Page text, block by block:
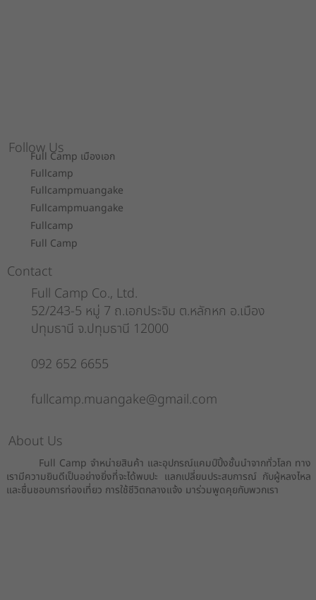
About Us
Full Camp จำหน่ายสินค้า และอุปกรณ์แคมป์ปิ้งชั้นนำจากทั่วโลก ทาง
เรามีความยินดีเป็นอย่างยิ่งที่จะได้พบปะ แลกเปลี่ยนประสบการณ์ กับผู้หลงไหล
และชื่นชอบการท่องเที่ยว การใช้ชีวิตกลางแจ้ง มาร่วมพูดคุยกับพวกเรา
Contact
Full Camp Co., Ltd.
52/243-5 หมู่ 7 ถ.เอกประจิม ต.หลักหก อ.เมือง
ปทุมธานี จ.ปทุมธานี 12000
092 652 6655
fullcamp.muangake@gmail.com
Follow Us
Full Camp เมืองเอก
Fullcamp
Fullcampmuangake
Fullcampmuangake
Fullcamp
Full Camp